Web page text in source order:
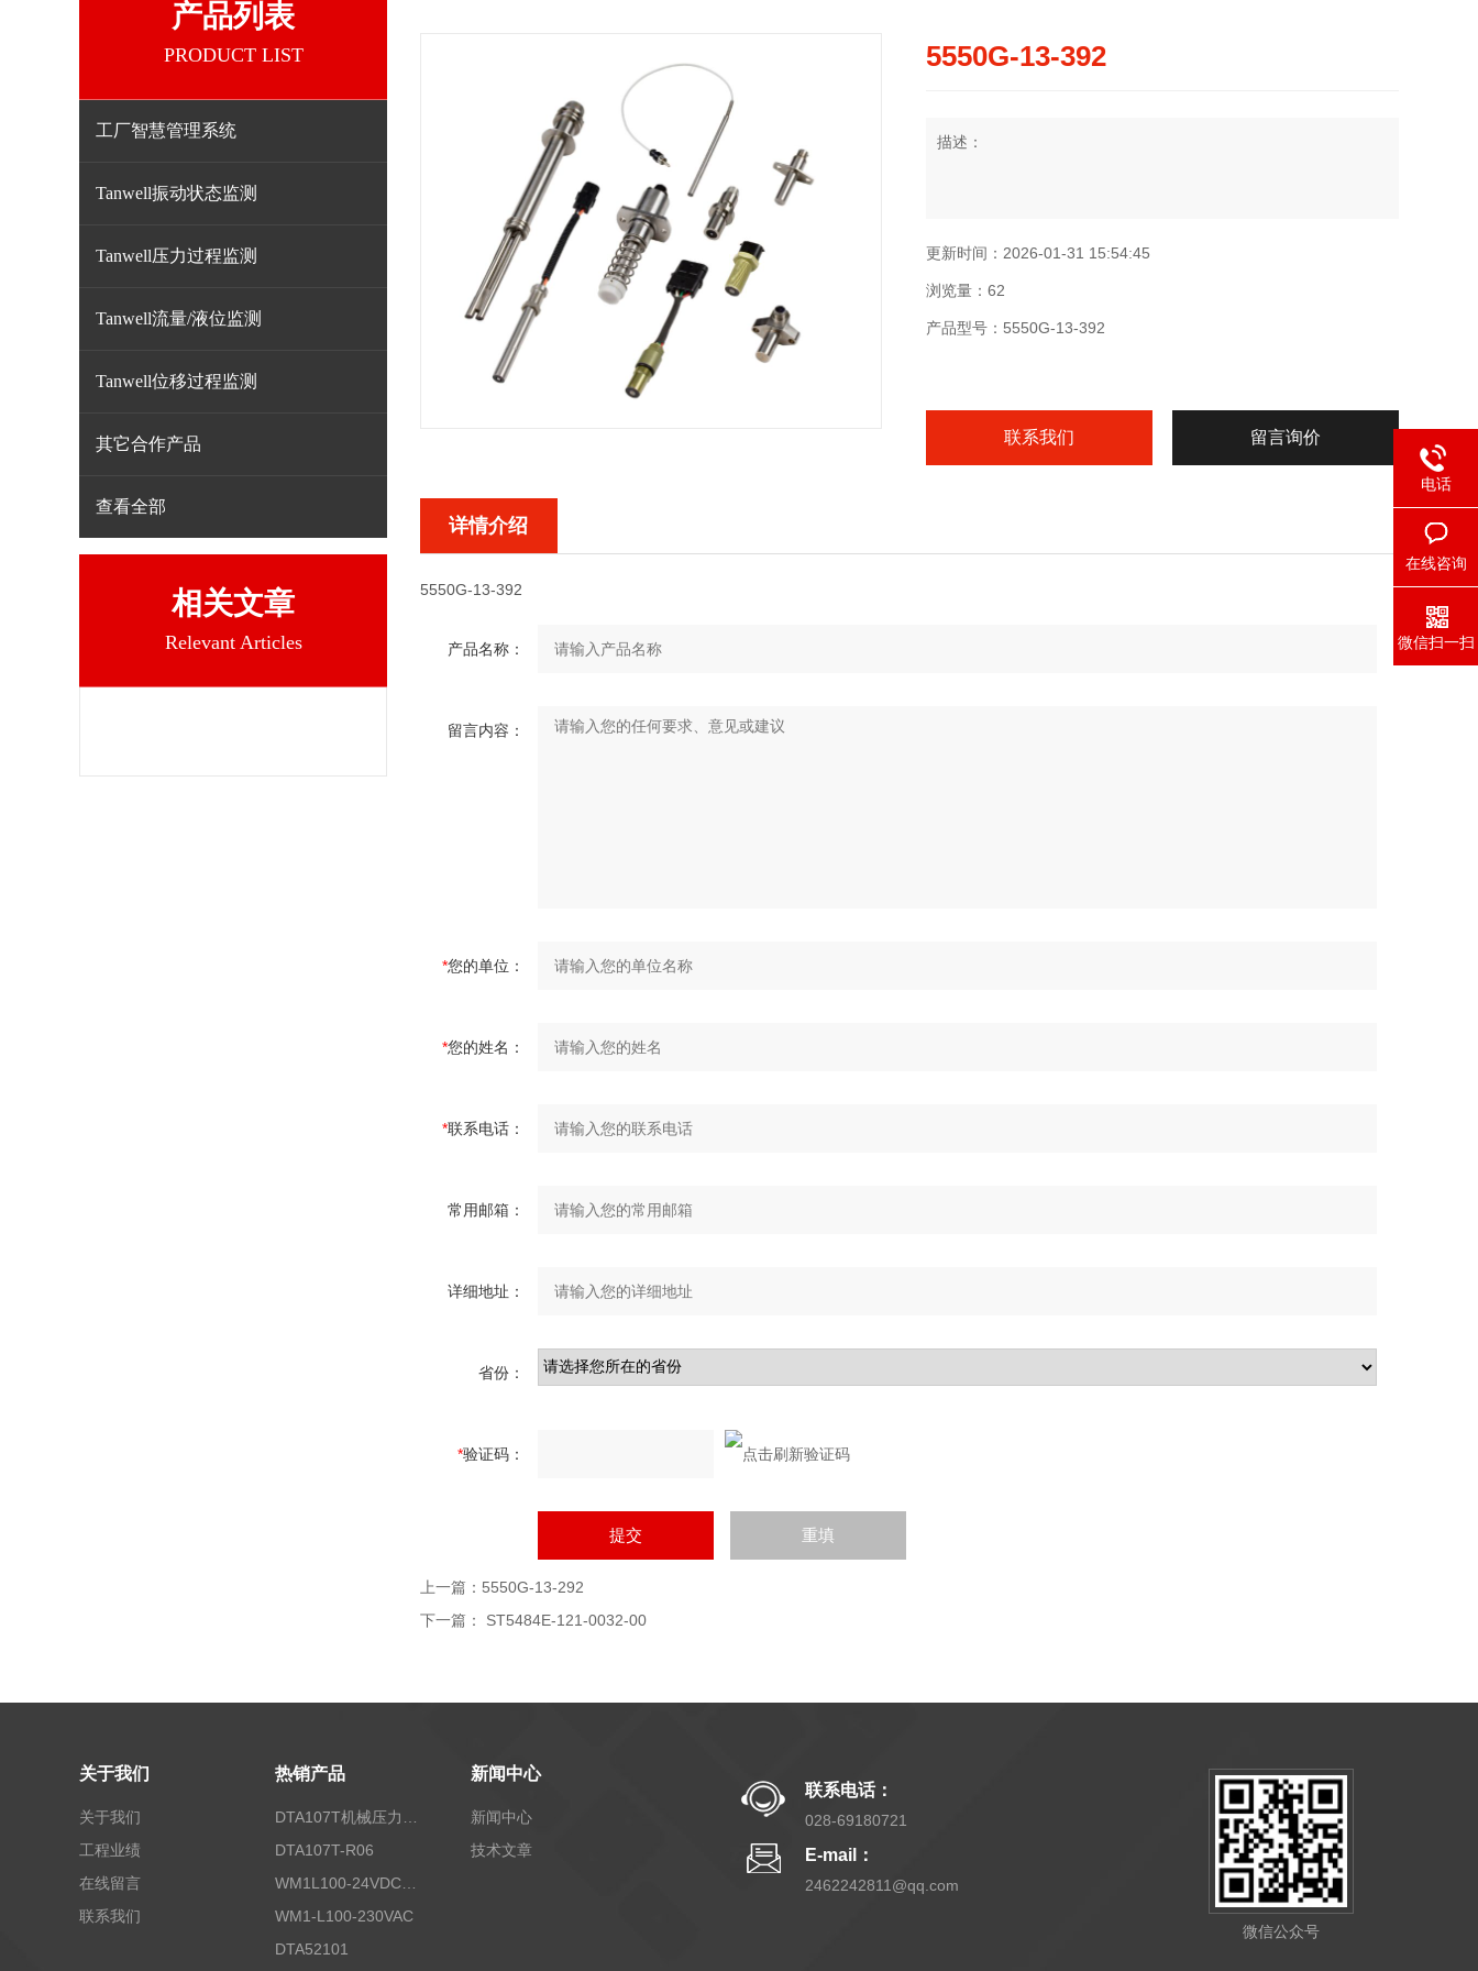
产品列表
PRODUCT LIST
工厂智慧管理系统
Tanwell振动状态监测
Tanwell压力过程监测
Tanwell流量/液位监测
Tanwell位移过程监测
其它合作产品
查看全部
相关文章
Relevant Articles
5550G-13-392
描述：
更新时间：2026-01-31 15:54:45
浏览量：62
产品型号：5550G-13-392
联系我们 留言询价
详情介绍
5550G-13-392
产品名称：
留言内容：
*您的单位：
*您的姓名：
*联系电话：
常用邮箱：
详细地址：
省份：
*验证码：
上一篇： 5550G-13-292
下一篇： ST5484E-121-0032-00
关于我们
关于我们
工程业绩
在线留言
联系我们
热销产品
DTA107T-R06
WM1-L100-230VAC
DTA52101
新闻中心
新闻中心
技术文章
联系电话：
028-69180721
E-mail：
2462242811@qq.com
微信公众号
电话
在线咨询
微信扫一扫